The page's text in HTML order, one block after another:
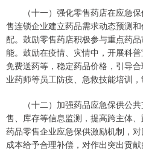
（十一）强化零售药店在应急保
售连锁企业建立药品需求动态预测
配。鼓励零售药店积极参与重点药
能。鼓励在疫情、灾情中，开展科普
免费送药等，稳定药品价格，引导
业药师等员工防疫、急救技能培训，
（十二）加强药品应急保供公共
售、库存等信息监测，提高跨主体
药品零售企业应急保供激励机制，
成本给予合理补偿，对作出突出贡献